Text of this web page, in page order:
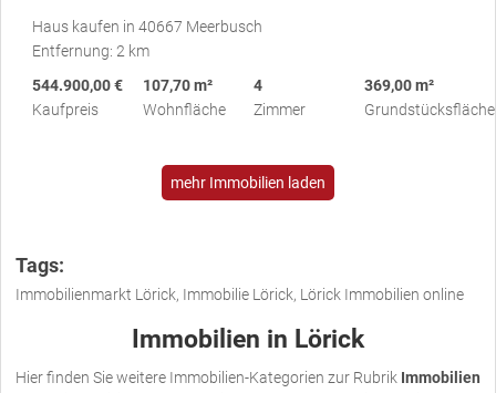
Haus kaufen in 40667 Meerbusch
Entfernung: 2 km
544.900,00 €
Kaufpreis
107,70 m²
Wohnfläche
4
Zimmer
369,00 m²
Grundstücksfläche
mehr Immobilien laden
Tags:
Immobilienmarkt Lörick, Immobilie Lörick, Lörick Immobilien online
Immobilien in Lörick
Hier finden Sie weitere Immobilien-Kategorien zur Rubrik Immobilien